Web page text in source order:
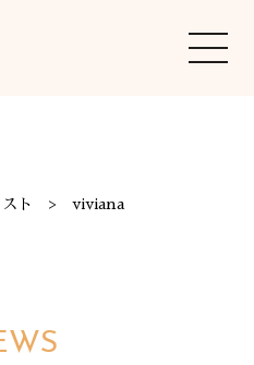
ト viviana